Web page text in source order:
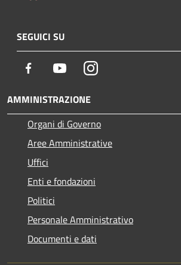
SEGUICI SU
Facebook YoutubeInstagram
AMMINISTRAZIONE
Organi di Governo
Aree Amministrative
Uffici
Enti e fondazioni
Politici
Personale Amministrativo
Documenti e dati